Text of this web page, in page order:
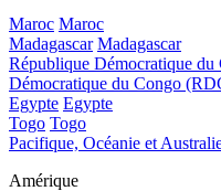
Maroc Maroc
Madagascar Madagascar
République Démocratique
Démocratique du Congo
Egypte Egypte
Togo Togo
Pacifique, Océanie et
Amérique